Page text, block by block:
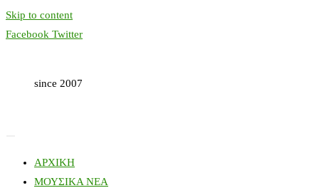
Skip to content
Facebook Twitter
since 2007
ΑΡΧΙΚΗ
ΜΟΥΣΙΚΑ ΝΕΑ